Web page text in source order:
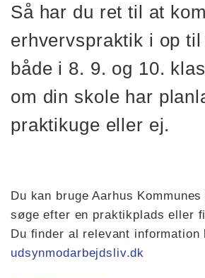
Så har du ret til at ko
erhvervspraktik i op til
både i 8. 9. og 10.
om din skole har
praktikuge eller ej.
Du kan bruge Aarhus
søge efter en praktikplads eller
Du finder al relevant information
udsynmodarbejdsliv.dk